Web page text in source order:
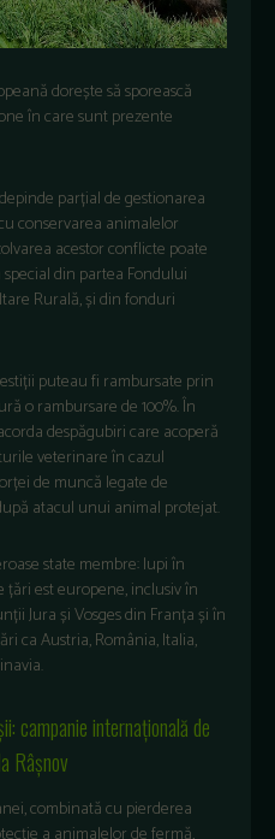
dorește să sporească
în care sunt prezente
parțial de gestionarea
conservarea animalelor
acestor conflicte poate
din partea Fondului
Rurală, și din fonduri
puteau fi rambursate prin
o rambursare de 100%. În
despăgubiri care acoperă
veterinare în cazul
de muncă legate de
atacul unui animal protejat.
state membre: lupi în
țări est europene, inclusiv în
Jura și Vosges din Franța și în
ca Austria, România, Italia,
campanie internațională de
Râșnov
combinată cu pierderea